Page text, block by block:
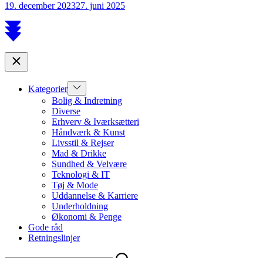
19. december 202327. juni 2025
Scroll
to
Close
Kategorier Show
sub
menu
Bolig & Indretning
Diverse
Erhverv & Iværksætteri
Håndværk & Kunst
Livsstil & Rejser
Mad & Drikke
Sundhed & Velvære
Teknologi & IT
Tøj & Mode
Uddannelse & Karriere
Underholdning
Økonomi & Penge
Gode råd
Retningslinjer